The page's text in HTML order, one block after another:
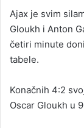
Ajax je svim
Gloukh i Anton
četiri minute
tabele.
Konačnih 4:2
Oscar Gloukh u